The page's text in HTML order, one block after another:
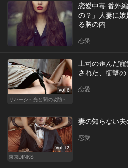
恋愛中毒 番外
の？」人妻に
る胸の内
恋愛
Vol.6
リバーシ～光と闇の攻防～
上司の歪んだ
された、衝撃の
恋愛
Vol.12
東京DINKS
妻の知らない
恋愛